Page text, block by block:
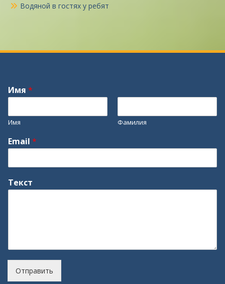
Водяной в гостях у ребят
Имя *
Имя Фамилия
Email *
Текст
Отправить